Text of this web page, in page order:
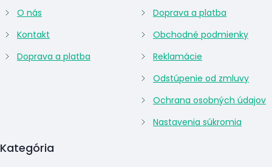
O nás
Kontakt
Doprava a platba
Kategória
Doprava a platba
Obchodné podmienky
Reklamácie
Odstúpenie od zmluvy
Ochrana osobných údajov
Nastavenia súkromia